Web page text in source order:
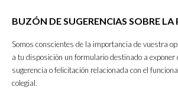
opens
new
window
opens
new
window
opens
new
window
opens
in
new
window
BUZÓN DE SUGERENCIAS SOBRE LA
Somos conscientes de la importancia de vuestra
a tu disposición un formulario destinado a exponer
sugerencia o felicitación relacionada con el
colegial.